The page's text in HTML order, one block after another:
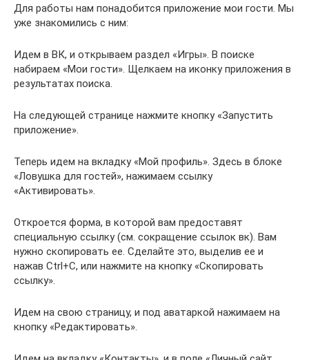
Для работы нам понадобится приложение мои гости. Мы
уже знакомились с ним:
Идем в ВК, и открываем раздел «Игры». В поиске
набираем «Мои гости». Щелкаем на иконку приложения в
результатах поиска.
На следующей странице нажмите кнопку «Запустить
приложение».
Теперь идем на вкладку «Мой профиль». Здесь в блоке
«Ловушка для гостей», нажимаем ссылку
«Активировать».
Откроется форма, в которой вам предоставят
специальную ссылку (см. сокращение ссылок вк). Вам
нужно скопировать ее. Сделайте это, выделив ее и
нажав Ctrl+C, или нажмите на кнопку «Скопировать
ссылку».
Идем на свою страницу, и под аватаркой нажимаем на
кнопку «Редактировать».